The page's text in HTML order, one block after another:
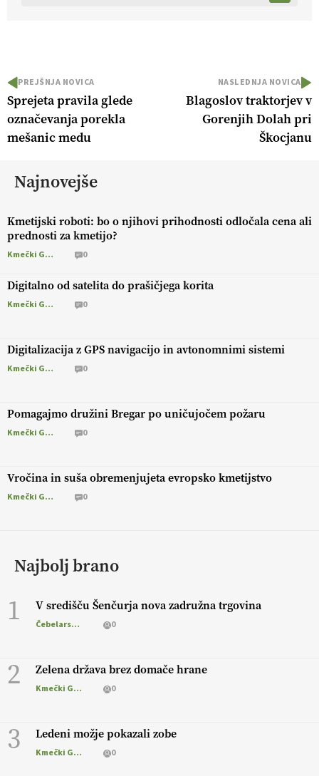
PREJŠNJA NOVICA
Sprejeta pravila glede
označevanja porekla
mešanic medu
NASLEDNJA NOVICA
Blagoslov traktorjev v
Gorenjih Dolah pri
Škocjanu
Najnovejše
Kmetijski roboti: bo o njihovi prihodnosti odločala cena ali
prednosti za kmetijo?
Kmečki Glas 0
Digitalno od satelita do prašičjega korita
Kmečki Glas 0
Digitalizacija z GPS navigacijo in avtonomnimi sistemi
Kmečki Glas 0
Pomagajmo družini Bregar po uničujočem požaru
Kmečki Glas 0
Vročina in suša obremenjujeta evropsko kmetijstvo
Kmečki Glas 0
Najbolj brano
1 V središču Šenčurja nova zadružna trgovina
Čebelarstvo 0
2 Zelena država brez domače hrane
Kmečki Glas 0
3 Ledeni možje pokazali zobe
Kmečki Glas 0